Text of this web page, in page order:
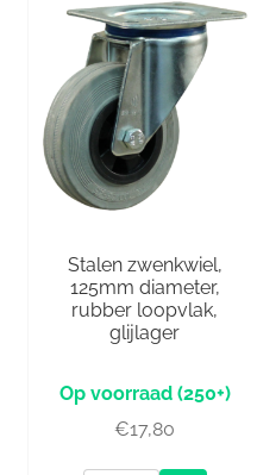
Stalen zwenkwiel,
125mm diameter,
rubber loopvlak,
glijlager
(250+)
€17,80